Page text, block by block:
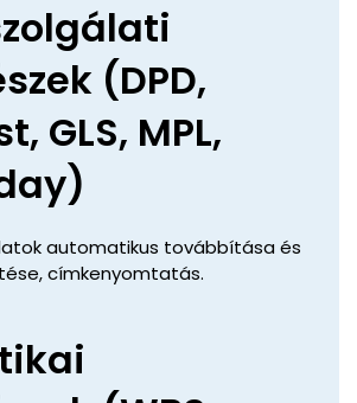
(DPD,
GLS, MPL,
automatikus továbbítása és
címkenyomtatás.